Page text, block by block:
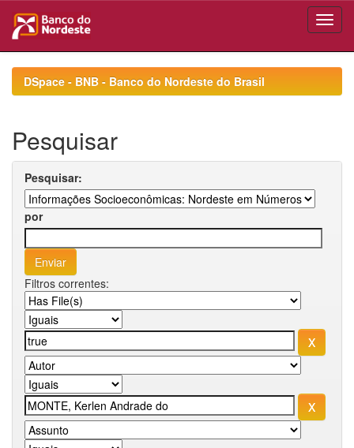
navigationDSpace - BNB - Banco do Nordeste do Brasil
Pesquisar
Pesquisar:
por
Filtros correntes: